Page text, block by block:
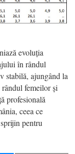
evoluția
în rândul
stabilă, ajungând la
femeilor și
profesională
ceea ce
pentru